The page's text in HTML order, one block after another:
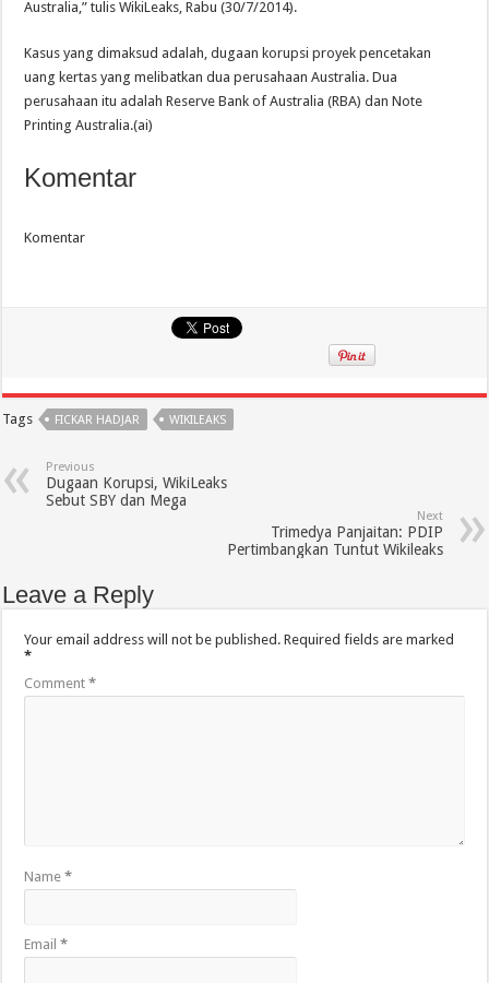
Australia,” tulis WikiLeaks, Rabu (30/7/2014).
Kasus yang dimaksud adalah, dugaan korupsi proyek pencetakan
uang kertas yang melibatkan dua perusahaan Australia. Dua
perusahaan itu adalah Reserve Bank of Australia (RBA) dan Note
Printing Australia.(ai)
Komentar
Komentar
Tags FICKAR HADJAR WIKILEAKS
Previous
Dugaan Korupsi, WikiLeaks
Sebut SBY dan Mega
Next
Trimedya Panjaitan: PDIP
Pertimbangkan Tuntut Wikileaks
Leave a Reply
Your email address will not be published. Required fields are marked
*
Comment*
Name*
Email*